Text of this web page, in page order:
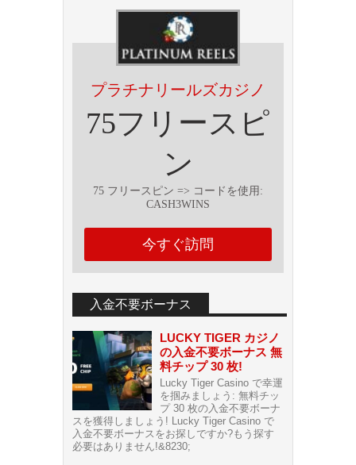
プラチナリールズカジノ
75フリースピ
ン
75 フリースピン => コー​​ドを使用:
CASH3WINS
今すぐ訪問
入金不要ボーナス
LUCKY TIGER カジノ
の入金不要ボーナス 無
料チップ 30 枚!
Lucky Tiger Casino で幸運
を掴みましょう: 無料チッ
プ 30 枚の入金不要ボーナ
スを獲得しましょう! Lucky Tiger Casino で
入金不要ボーナスをお探しですか?もう探す
必要はありません!&8230;